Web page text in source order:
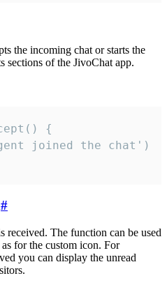
the incoming chat or starts the
of the JivoChat app.
{
#
received. The function can be used
for the custom icon. For
you can display the unread